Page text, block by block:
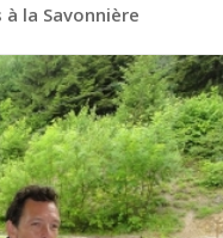
la Savonnière